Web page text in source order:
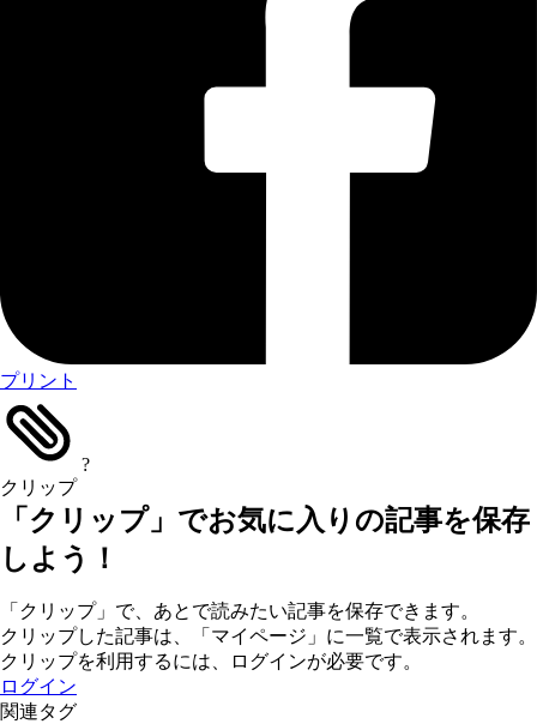
プリント
クリップ
?
「クリップ」でお気に入りの記事を保存
しよう！
「クリップ」で、あとで読みたい記事を保存できます。
クリップした記事は、「マイページ」に一覧で表示されます。
クリップを利用するには、ログインが必要です。
ログイン
関連タグ